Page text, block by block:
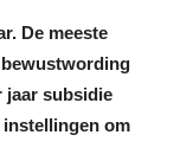
De meeste
jaar subsidie
instellingen om